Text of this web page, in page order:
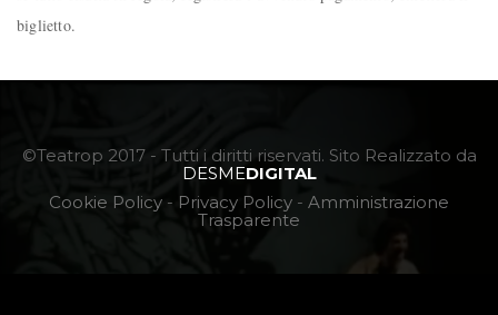
biglietto.
©Teatrop 2017 - Tutti i diritti riservati. Sito Realizzato da
DESMEDIGITAL
Cookie Policy - Privacy Policy - Amministrazione
Trasparente